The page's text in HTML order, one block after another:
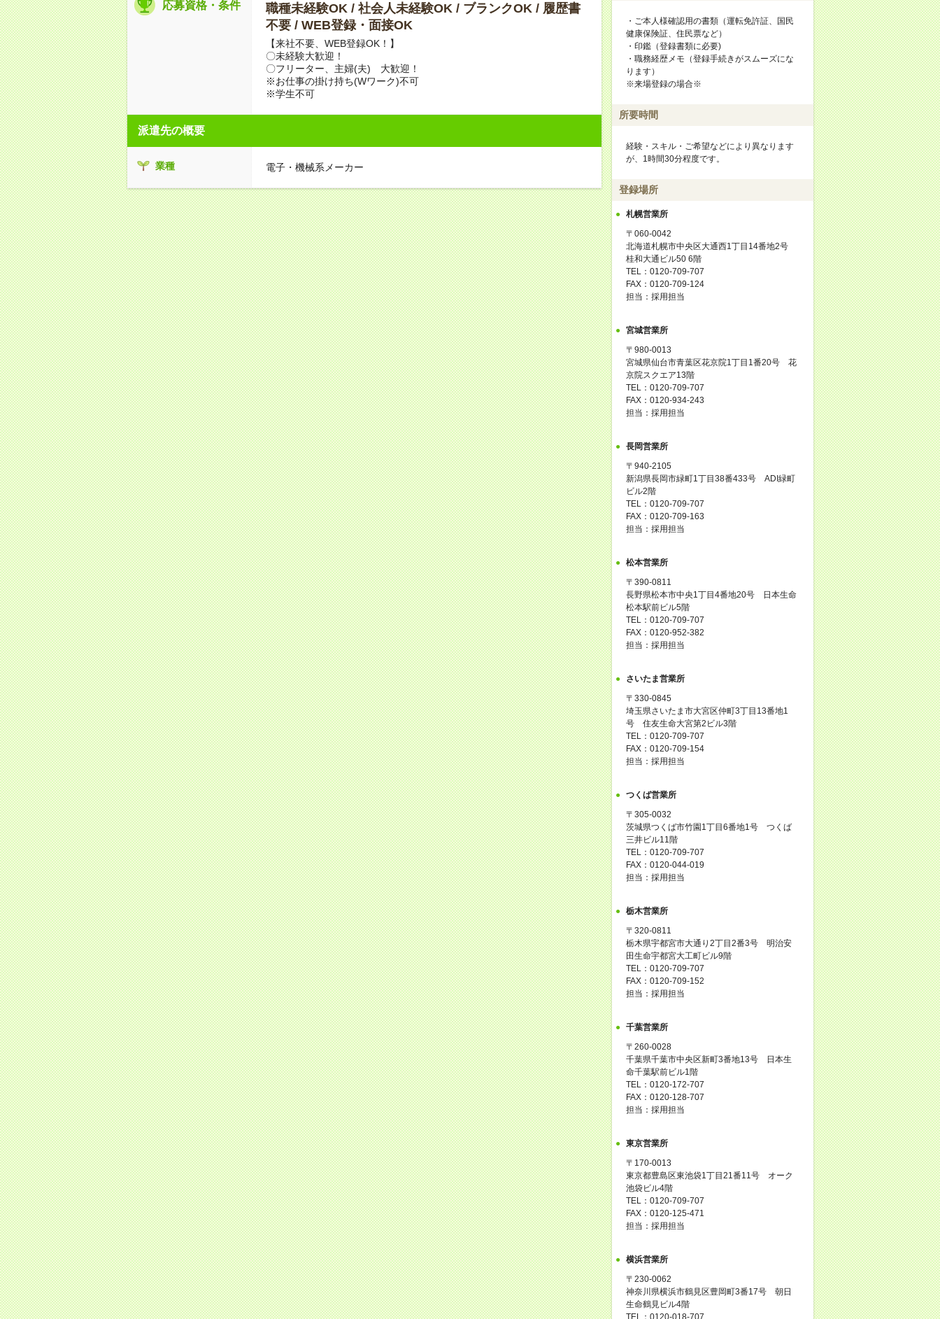
応募資格・条件
職種未経験OK / 社会人未経験OK / ブランクOK / 履歴書
不要 / WEB登録・面接OK
【来社不要、WEB登録OK！】
〇未経験大歓迎！
〇フリーター、主婦(夫) 大歓迎！
※お仕事の掛け持ち(Wワーク)不可
※学生不可
派遣先の概要
業種 電子・機械系メーカー
・ご本人様確認用の書類（運転免許証、国民
健康保険証、住民票など）
・印鑑（登録書類に必要)
・職務経歴メモ（登録手続きがスムーズにな
ります）
※来場登録の場合※
所要時間
経験・スキル・ご希望などにより異なります
が、1時間30分程度です。
登録場所
札幌営業所
〒060-0042
北海道札幌市中央区大通西1丁目14番地2号
桂和大通ビル50 6階
TEL：0120-709-707
FAX：0120-709-124
担当：採用担当
宮城営業所
〒980-0013
宮城県仙台市青葉区花京院1丁目1番20号 花
京院スクエア13階
TEL：0120-709-707
FAX：0120-934-243
担当：採用担当
長岡営業所
〒940-2105
新潟県長岡市緑町1丁目38番433号 ADI緑町
ビル2階
TEL：0120-709-707
FAX：0120-709-163
担当：採用担当
松本営業所
〒390-0811
長野県松本市中央1丁目4番地20号 日本生命
松本駅前ビル5階
TEL：0120-709-707
FAX：0120-952-382
担当：採用担当
さいたま営業所
〒330-0845
埼玉県さいたま市大宮区仲町3丁目13番地1
号 住友生命大宮第2ビル3階
TEL：0120-709-707
FAX：0120-709-154
担当：採用担当
つくば営業所
〒305-0032
茨城県つくば市竹園1丁目6番地1号 つくば
三井ビル11階
TEL：0120-709-707
FAX：0120-044-019
担当：採用担当
栃木営業所
〒320-0811
栃木県宇都宮市大通り2丁目2番3号 明治安
田生命宇都宮大工町ビル9階
TEL：0120-709-707
FAX：0120-709-152
担当：採用担当
千葉営業所
〒260-0028
千葉県千葉市中央区新町3番地13号 日本生
命千葉駅前ビル1階
TEL：0120-172-707
FAX：0120-128-707
担当：採用担当
東京営業所
〒170-0013
東京都豊島区東池袋1丁目21番11号 オーク
池袋ビル4階
TEL：0120-709-707
FAX：0120-125-471
担当：採用担当
横浜営業所
〒230-0062
神奈川県横浜市鶴見区豊岡町3番17号 朝日
生命鶴見ビル4階
TEL：0120-018-707